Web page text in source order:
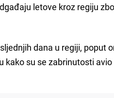
letove kroz regiju
dana u regiji, poput
kako su se zabrinutosti